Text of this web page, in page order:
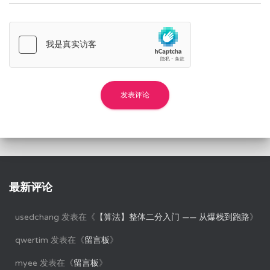
最新评论
usedchang 发表在《 【算法】整体二分入门 —— 从爆栈到跑路》
qwertim 发表在《留言板》
myee 发表在《留言板》